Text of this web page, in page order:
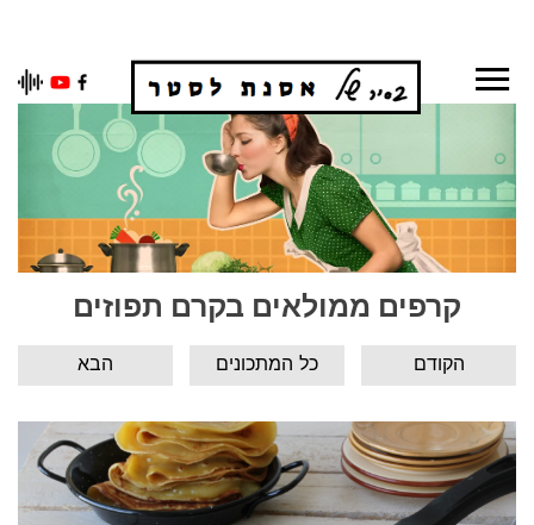
Skip
קרפים ממולאים בקרם תפוזים
הבא כל המתכונים הקודם